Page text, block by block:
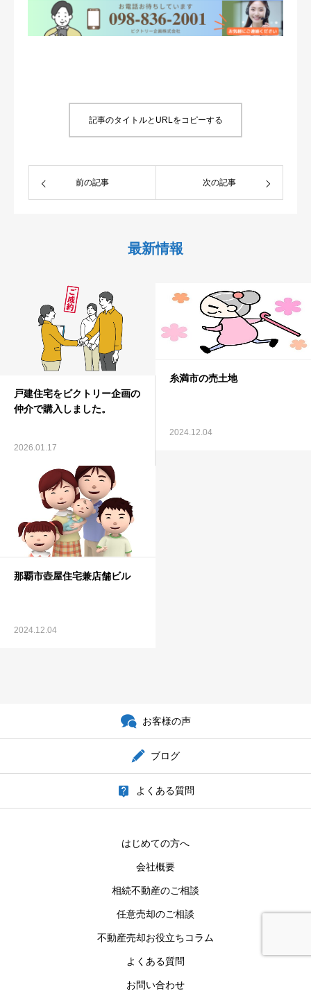
記事のタイトルとURLをコピーする
前の記事 次の記事
最新情報
戸建住宅をビクトリー企画の
仲介で購入しました。
2026.01.17
糸満市の売土地
2024.12.04
那覇市壺屋住宅兼店舗ビル
2024.12.04
お客様の声
ブログ
よくある質問
はじめての方へ
会社概要
相続不動産のご相談
任意売却のご相談
不動産売却お役立ちコラム
よくある質問
お問い合わせ